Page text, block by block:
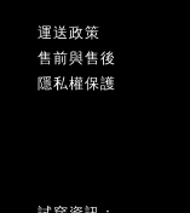
運送政策
售前與售後
隱私權保護